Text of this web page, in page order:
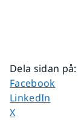
Dela sidan på:
Dela sidan på
Facebook
Dela sidan på
LinkedIn
Dela sidan på
X